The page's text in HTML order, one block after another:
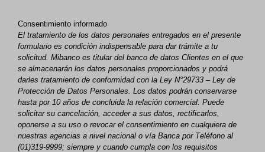
Consentimiento informado
El tratamiento de los datos personales entregados en el presente
formulario es condición indispensable para dar trámite a tu
solicitud. Mibanco es titular del banco de datos Clientes en el que
se almacenarán los datos personales proporcionados y podrá
darles tratamiento de conformidad con la Ley N°29733 – Ley de
Protección de Datos Personales. Los datos podrán conservarse
hasta por 10 años de concluida la relación comercial. Puede
solicitar su cancelación, acceder a sus datos, rectificarlos,
oponerse a su uso o revocar el consentimiento en cualquiera de
nuestras agencias a nivel nacional o vía Banca por Teléfono al
(01)319-9999; siempre y cuando cumpla con los requisitos